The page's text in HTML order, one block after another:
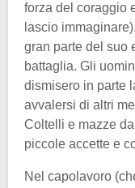
forza del coraggio
lascio
gran parte del suo
battaglia. Gli
dismisero in parte
avvalersi di altri
Coltelli e mazze
piccole accette e
Nel capolavoro